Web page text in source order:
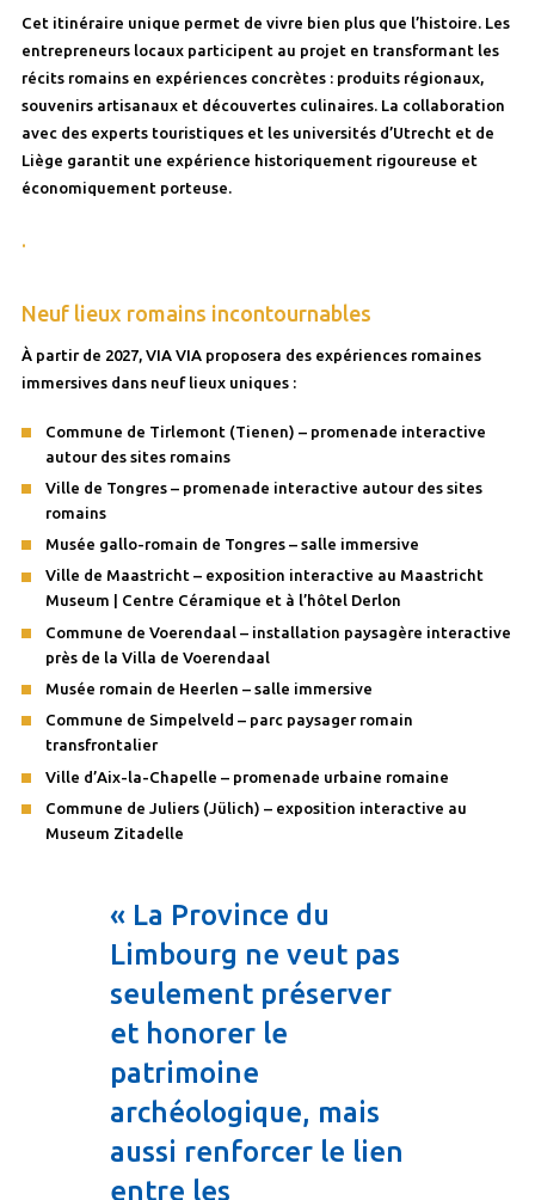
Cet itinéraire unique permet de vivre bien plus que l’histoire. Les
entrepreneurs locaux participent au projet en transformant les
récits romains en expériences concrètes : produits régionaux,
souvenirs artisanaux et découvertes culinaires. La collaboration
avec des experts touristiques et les universités d’Utrecht et de
Liège garantit une expérience historiquement rigoureuse et
économiquement porteuse.
.
Neuf lieux romains incontournables
À partir de 2027, VIA VIA proposera des expériences romaines
immersives dans neuf lieux uniques :
Commune de Tirlemont (Tienen) – promenade interactive
autour des sites romains
Ville de Tongres – promenade interactive autour des sites
romains
Musée gallo-romain de Tongres – salle immersive
Ville de Maastricht – exposition interactive au Maastricht
Museum | Centre Céramique et à l’hôtel Derlon
Commune de Voerendaal – installation paysagère interactive
près de la Villa de Voerendaal
Musée romain de Heerlen – salle immersive
Commune de Simpelveld – parc paysager romain
transfrontalier
Ville d’Aix-la-Chapelle – promenade urbaine romaine
Commune de Juliers (Jülich) – exposition interactive au
Museum Zitadelle
« La Province du
Limbourg ne veut pas
seulement préserver
et honorer le
patrimoine
archéologique, mais
aussi renforcer le lien
entre les